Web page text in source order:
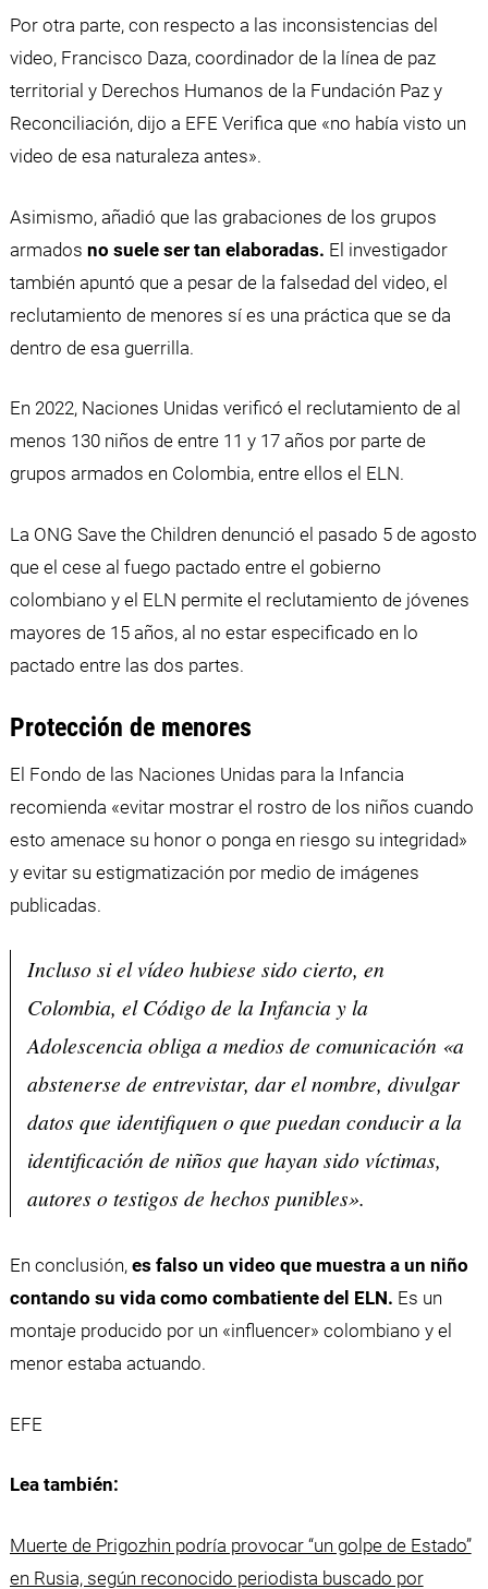
Por otra parte, con respecto a las inconsistencias del
video, Francisco Daza, coordinador de la línea de paz
territorial y Derechos Humanos de la Fundación Paz y
Reconciliación, dijo a EFE Verifica que «no había visto un
video de esa naturaleza antes».
Asimismo, añadió que las grabaciones de los grupos
armados no suele ser tan elaboradas. El investigador
también apuntó que a pesar de la falsedad del video, el
reclutamiento de menores sí es una práctica que se da
dentro de esa guerrilla.
En 2022, Naciones Unidas verificó el reclutamiento de al
menos 130 niños de entre 11 y 17 años por parte de
grupos armados en Colombia, entre ellos el ELN.
La ONG Save the Children denunció el pasado 5 de agosto
que el cese al fuego pactado entre el gobierno
colombiano y el ELN permite el reclutamiento de jóvenes
mayores de 15 años, al no estar especificado en lo
pactado entre las dos partes.
Protección de menores
El Fondo de las Naciones Unidas para la Infancia
recomienda «evitar mostrar el rostro de los niños cuando
esto amenace su honor o ponga en riesgo su integridad»
y evitar su estigmatización por medio de imágenes
publicadas.
Incluso si el vídeo hubiese sido cierto, en
Colombia, el Código de la Infancia y la
Adolescencia obliga a medios de comunicación «a
abstenerse de entrevistar, dar el nombre, divulgar
datos que identifiquen o que puedan conducir a la
identificación de niños que hayan sido víctimas,
autores o testigos de hechos punibles».
En conclusión, es falso un video que muestra a un niño
contando su vida como combatiente del ELN. Es un
montaje producido por un «influencer» colombiano y el
menor estaba actuando.
EFE
Lea también:
Muerte de Prigozhin podría provocar “un golpe de Estado”
en Rusia, según reconocido periodista buscado por